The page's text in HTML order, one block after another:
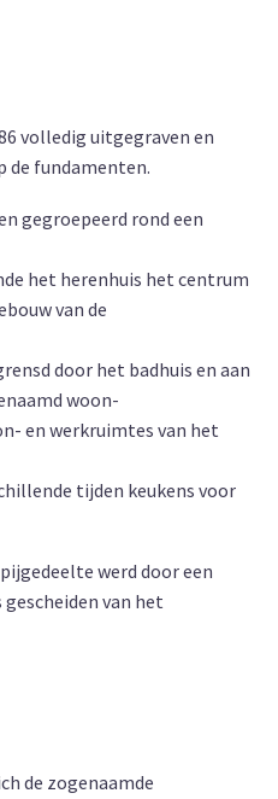
volledig uitgegraven en
de fundamenten.
gegroepeerd rond een
het herenhuis het centrum
van de
door het badhuis en aan
woon-
en werkruimtes van het
tijden keukens voor
werd door een
van het
de zogenaamde